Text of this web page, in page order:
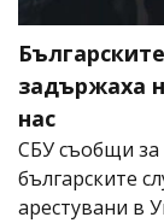
задържаха
нас
СБУ съобщи
българските
арестувани в